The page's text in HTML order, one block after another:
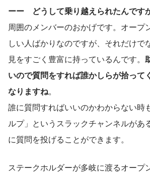
ーー　どうして乗り越えられたんです
周囲のメンバーのおかげです。オープ
しい人ばかりなのですが、それだけで
見をすごく豊富に持っているんです。
いので質問をすれば誰かしらが拾って
なりますね。
誰に質問すればいいのかわからない時
ルプ」というスラックチャンネルがあ
に質問を投げることができます。
ステークホルダーが多岐に渡るオープ